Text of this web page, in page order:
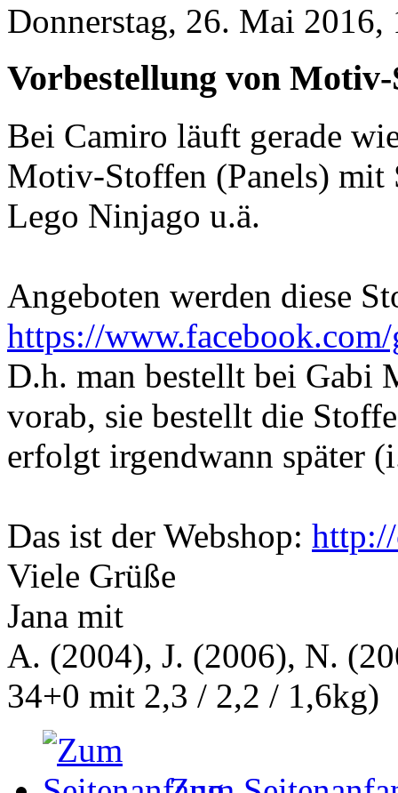
Donnerstag, 26. Mai 2016,
Vorbestellung von
Bei Camiro läuft gerade
Motiv-Stoffen (Panels) mit
Lego Ninjago u.ä.
Angeboten werden diese
https://
D.h. man bestellt bei Gabi
vorab, sie bestellt die
erfolgt irgendwann später
Das ist der Webshop:
Viele Grüße
Jana mit
A. (2004), J. (2006), N.
34+0 mit 2,3 / 2,2 / 1,6kg)